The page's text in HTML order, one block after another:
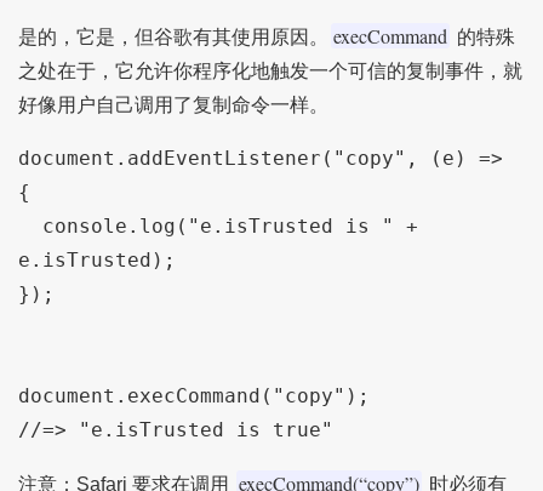
是的，它是，但谷歌有其使用原因。 execCommand 的特殊
之处在于，它允许你程序化地触发一个可信的复制事件，就
好像用户自己调用了复制命令一样。
document.addEventListener("copy", (e) =>
{
e.isTrusted);
});
document.execCommand("copy");
//=> "e.isTrusted is true"
注意：Safari 要求在调用 execCommand(“copy”) 时必须有